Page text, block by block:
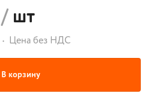
/шт
Цена без НДС
В корзину